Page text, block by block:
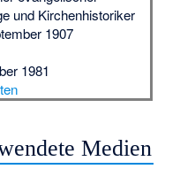
und Kirchenhistoriker
1907
1981
Medien